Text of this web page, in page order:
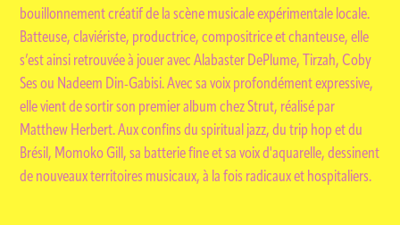
bouillonnement créatif de la scène musicale expérimentale locale.
Batteuse, claviériste, productrice, compositrice et chanteuse, elle
s’est ainsi retrouvée à jouer avec Alabaster DePlume, Tirzah, Coby
Ses ou Nadeem Din-Gabisi. Avec sa voix profondément expressive,
elle vient de sortir son premier album chez Strut, réalisé par
Matthew Herbert. Aux confins du spiritual jazz, du trip hop et du
Brésil, Momoko Gill, sa batterie fine et sa voix d'aquarelle, dessinent
de nouveaux territoires musicaux, à la fois radicaux et hospitaliers.